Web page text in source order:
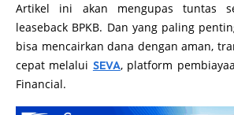
Artikel ini akan mengupas tuntas
leaseback BPKB. Dan yang paling
bisa mencairkan dana dengan aman,
cepat melalui SEVA, platform
Financial.